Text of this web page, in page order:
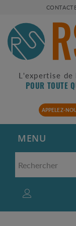
L'expertise
POUR TOUTE
APPELEZ-
MENU